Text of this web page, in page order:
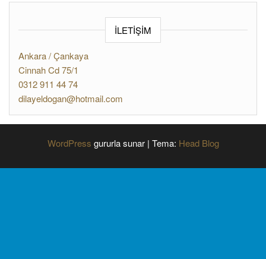
İLETİŞİM
Ankara / Çankaya
Cinnah Cd 75/1
0312 911 44 74
dilayeldogan@hotmail.com
WordPress gururla sunar | Tema: Head Blog